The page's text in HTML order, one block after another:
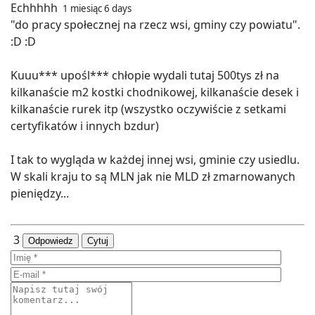
Echhhhh 1 miesiąc 6 days
"do pracy społecznej na rzecz wsi, gminy czy powiatu".
:D :D
Kuuu*** upośl*** chłopie wydali tutaj 500tys zł na
kilkanaście m2 kostki chodnikowej, kilkanaście desek i
kilkanaście rurek itp (wszystko oczywiście z setkami
certyfikatów i innych bzdur)
I tak to wygląda w każdej innej wsi, gminie czy usiedlu.
W skali kraju to są MLN jak nie MLD zł zmarnowanych
pieniędzy...
3 Odpowiedz Cytuj